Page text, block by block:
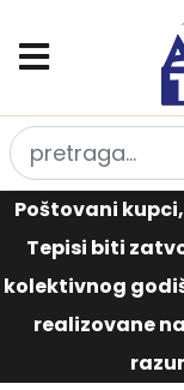
Poštovani
Tepisi biti
kolektivnog
realizovane